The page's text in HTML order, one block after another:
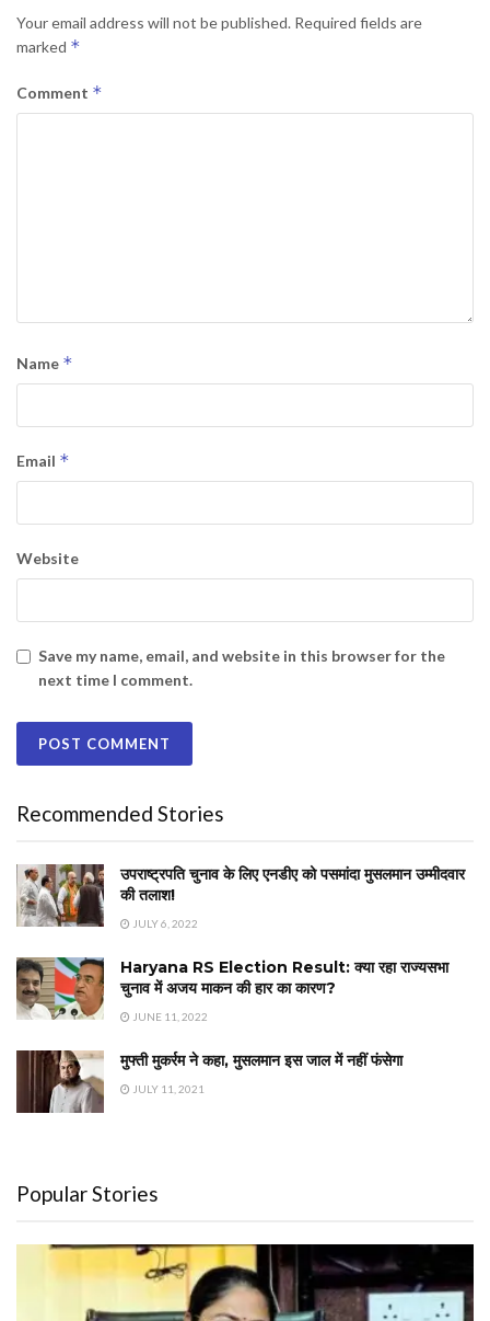
Your email address will not be published. Required fields are
marked *
Comment *
Name *
Email *
Website
Save my name, email, and website in this browser for the
next time I comment.
Recommended Stories
उपराष्ट्रपति चुनाव के लिए एनडीए को पसमांदा मुसलमान उम्मीदवार
की तलाश!
JULY 6, 2022
Haryana RS Election Result: क्या रहा राज्यसभा
चुनाव में अजय माकन की हार का कारण?
JUNE 11, 2022
मुफ्ती मुकर्रम ने कहा, मुसलमान इस जाल में नहीं फंसेगा
JULY 11, 2021
Popular Stories